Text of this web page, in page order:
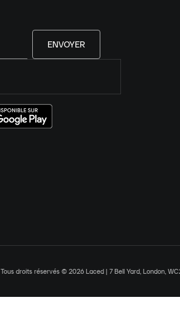
ENVOYER
Tous droits réservés © 2026 Laced | 7 Bell Yard, London,